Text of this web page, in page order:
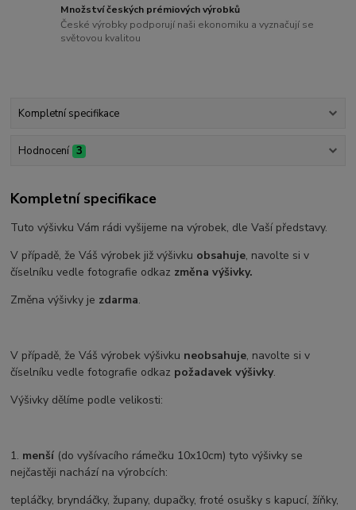
Množství českých prémiových výrobků
České výrobky podporují naši ekonomiku a vyznačují se
světovou kvalitou
Kompletní specifikace
Hodnocení 3
Kompletní specifikace
Tuto výšivku Vám rádi vyšijeme na výrobek, dle Vaší představy.
V případě, že Váš výrobek již výšivku obsahuje, navolte si v
číselníku vedle fotografie odkaz změna výšivky.
Změna výšivky je zdarma.
V případě, že Váš výrobek výšivku neobsahuje, navolte si v
číselníku vedle fotografie odkaz požadavek výšivky.
Výšivky dělíme podle velikosti:
1. menší (do vyšívacího rámečku 10x10cm) tyto výšivky se
nejčastěji nachází na výrobcích:
tepláčky, bryndáčky, župany, dupačky, froté osušky s kapucí, žíňky,